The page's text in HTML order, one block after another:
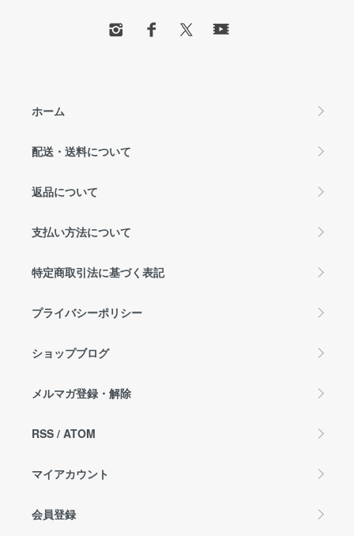
ホーム
配送・送料について
返品について
支払い方法について
特定商取引法に基づく表記
プライバシーポリシー
ショップブログ
メルマガ登録・解除
RSS / ATOM
マイアカウント
会員登録